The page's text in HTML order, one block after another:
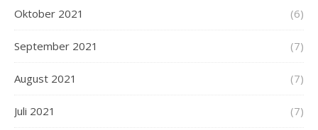
Oktober 2021 (6)
September 2021 (7)
August 2021 (7)
Juli 2021 (7)